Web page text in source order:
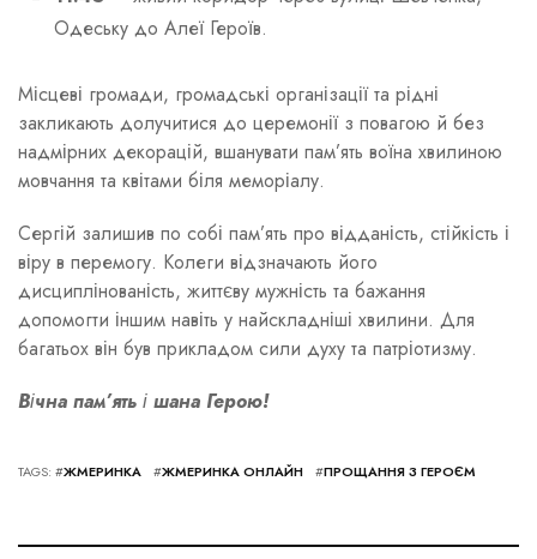
Одеську до Алеї Героїв.
Місцеві громади, громадські організації та рідні
закликають долучитися до церемонії з повагою й без
надмірних декорацій, вшанувати пам’ять воїна хвилиною
мовчання та квітами біля меморіалу.
Сергій залишив по собі пам’ять про відданість, стійкість і
віру в перемогу. Колеги відзначають його
дисциплінованість, життєву мужність та бажання
допомогти іншим навіть у найскладніші хвилини. Для
багатьох він був прикладом сили духу та патріотизму.
Вічна пам’ять і шана Герою!
TAGS: #ЖМЕРИНКА #ЖМЕРИНКА ОНЛАЙН #ПРОЩАННЯ З ГЕРОЄМ